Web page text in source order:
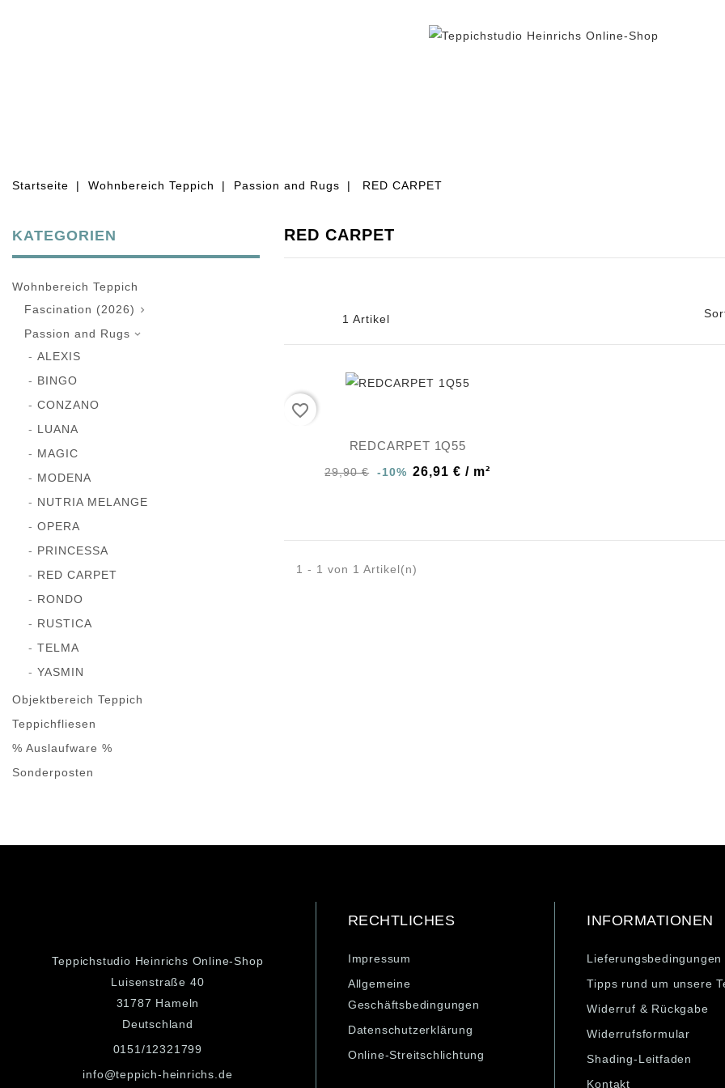
Startseite Wohnbereich Teppich Passion and Rugs RED CARPET
KATEGORIEN
Wohnbereich Teppich
Fascination (2026)

Passion and Rugs 
ALEXIS
BINGO
CONZANO
LUANA
MAGIC
MODENA
NUTRIA MELANGE
OPERA
PRINCESSA
RED CARPET
RONDO
RUSTICA
TELMA
YASMIN
Objektbereich Teppich
Teppichfliesen
% Auslaufware %
Sonderposten
RED CARPET
1 Artikel
favorite_border
REDCARPET 1Q55
29,90 € -10% 26,91 € / m²
1 - 1 von 1 Artikel(n)
Teppichstudio Heinrichs Online-Shop
Luisenstraße 40
31787 Hameln
Deutschland
0151/12321799
info@teppich-heinrichs.de
RECHTLICHES
Impressum
Allgemeine
Geschäftsbedingungen
Datenschutzerklärung
Online-Streitschlichtung
INFORMATIONEN
Lieferungsbedingungen
Tipps rund um unsere
Widerruf & Rückgabe
Widerrufsformular
Shading-Leitfaden
Kontakt